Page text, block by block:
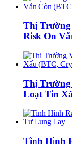
Thị
Risk On
Thị
Loạt Tin
Tình Hình